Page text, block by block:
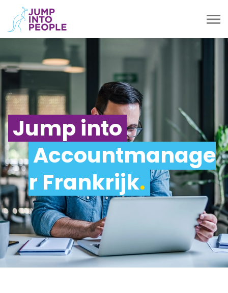
Jump into
Accountmanage
r Frankrijk.